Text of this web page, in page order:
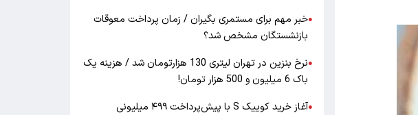
●خبر مهم برای مستمری بگیران / زمان پرداخت معوقات
بازنشستگان مشخص شد؟
●
نرخ بنزین در تهران لیتری 130 هزارتومان شد / هزینه یک
باک 6 میلیون و 500 هزار تومان!
●آغاز خرید کوییک S با پیش‌پرداخت ۴۹۹ میلیونی